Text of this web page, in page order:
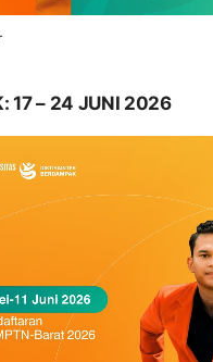
17 – 24 JUNI 2026